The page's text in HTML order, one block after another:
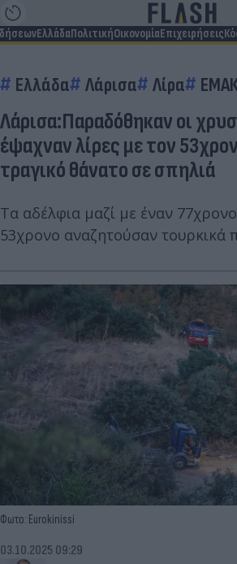
ΕλλάδαΠολιτικήΟικονομίαΕπιχειρήσεις
Ελλάδα Λάρισα Λίρα
Λάρισα:Παραδόθηκαν οι
έψαχναν λίρες με τον
τραγικό θάνατο σε σπηλιά
Τα αδέλφια μαζί με έναν
53χρονο αναζητούσαν τουρκικά
Φωτο: Eurokinissi
03.10.2025 09:29